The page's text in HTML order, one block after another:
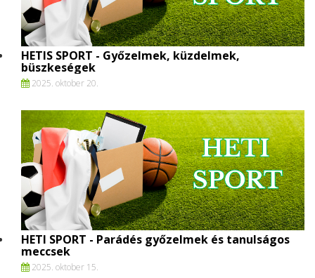
HETIS SPORT - Győzelmek, küzdelmek,
büszkeségek
2025. oktober 20.
HETI SPORT - Parádés győzelmek és tanulságos
meccsek
2025. oktober 15.